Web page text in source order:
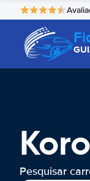
Pesquisar